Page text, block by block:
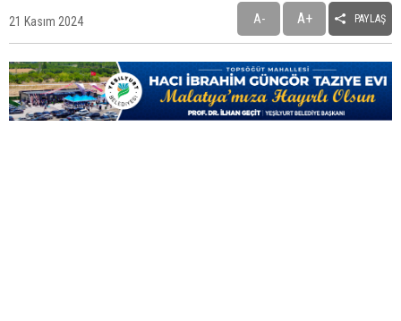
Bakımda Öldü
Gazze'de Enkaz Altında 8 Bin Ceset Var!..
21 Kasım 2024 A- A+ PAYLAŞ